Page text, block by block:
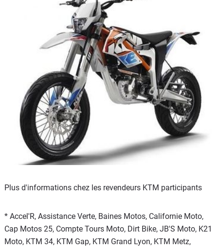
Plus d'informations chez les revendeurs KTM participants
* Accel'R, Assistance Verte, Baines Motos, Californie Moto,
Cap Motos 25, Compte Tours Moto, Dirt Bike, JB'S Moto, K21
Moto, KTM 34, KTM Gap, KTM Grand Lyon, KTM Metz,